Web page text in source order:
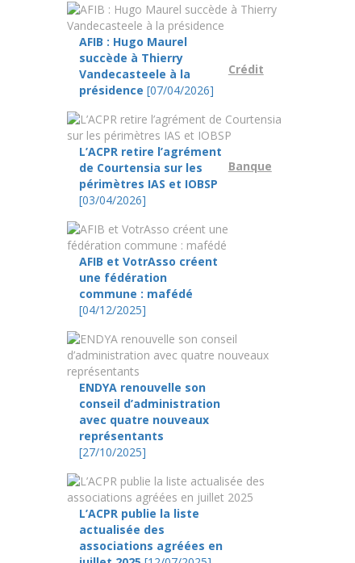
AFIB : Hugo Maurel
succède à Thierry
Vandecasteele à la
présidence [07/04/2026]
L’ACPR retire l’agrément
de Courtensia sur les
périmètres IAS et IOBSP
[03/04/2026]
AFIB et VotrAsso créent
une fédération
commune : mafédé
[04/12/2025]
ENDYA renouvelle son
conseil d’administration
avec quatre nouveaux
représentants
[27/10/2025]
L’ACPR publie la liste
actualisée des
associations agréées en
Crédit
Banque